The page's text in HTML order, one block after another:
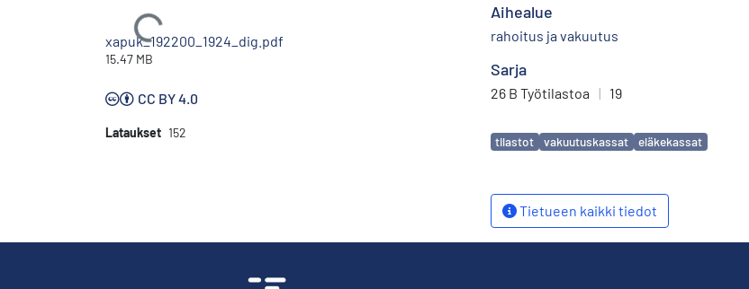
Ladataan...
xapuk_192200_1924_dig.pdf
15.47 MB
CC BY 4.0
Lataukset 152
Aihealue
rahoitus ja vakuutus
Sarja
26 B Työtilastoa | 19
Avainsanat
tilastot vakuutuskassat eläkekassat
Tietueen kaikki tiedot